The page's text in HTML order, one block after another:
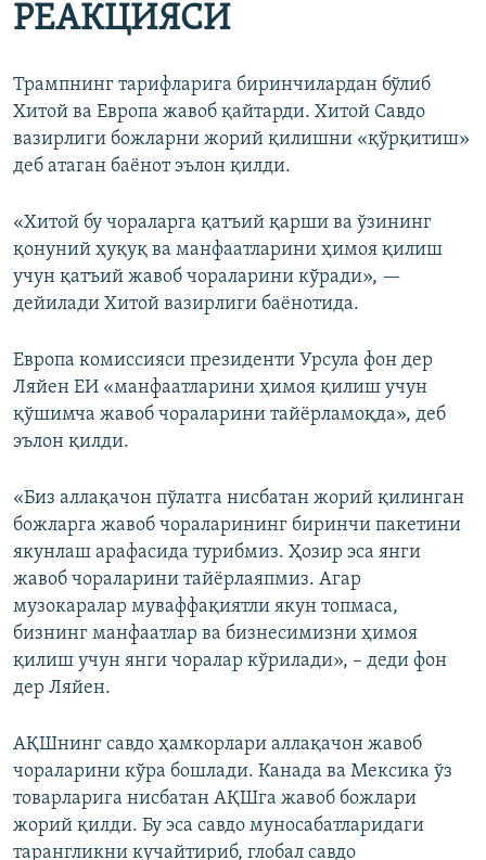
РЕАКЦИЯСИ
Трампнинг тарифларига биринчилардан бўлиб
Хитой ва Европа жавоб қайтарди. Хитой Савдо
вазирлиги божларни жорий қилишни «қўрқитиш»
деб атаган баёнот эълон қилди.
«Хитой бу чораларга қатъий қарши ва ўзининг
қонуний ҳуқуқ ва манфаатларини ҳимоя қилиш
учун қатъий жавоб чораларини кўради», —
дейилади Хитой вазирлиги баёнотида.
Европа комиссияси президенти Урсула фон дер
Ляйен ЕИ «манфаатларини ҳимоя қилиш учун
қўшимча жавоб чораларини тайёрламоқда», деб
эълон қилди.
«Биз аллақачон пўлатга нисбатан жорий қилинган
божларга жавоб чораларининг биринчи пакетини
якунлаш арафасида турибмиз. Ҳозир эса янги
жавоб чораларини тайёрлаяпмиз. Агар
музокаралар муваффақиятли якун топмаса,
бизнинг манфаатлар ва бизнесимизни ҳимоя
қилиш учун янги чоралар кўрилади», – деди фон
дер Ляйен.
АҚШнинг савдо ҳамкорлари аллақачон жавоб
чораларини кўра бошлади. Канада ва Мексика ўз
товарларига нисбатан АҚШга жавоб божлари
жорий қилди. Бу эса савдо муносабатларидаги
тарангликни кучайтириб, глобал савдо